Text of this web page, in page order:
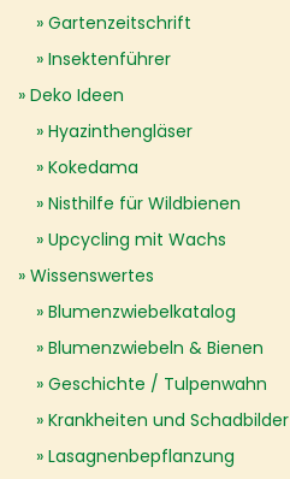
Gartenzeitschrift
Insektenführer
Deko Ideen
Hyazinthengläser
Kokedama
Nisthilfe für Wildbienen
Upcycling mit Wachs
Wissenswertes
Blumenzwiebelkatalog
Blumenzwiebeln & Bienen
Geschichte / Tulpenwahn
Krankheiten und Schadbilder
Lasagnenbepflanzung